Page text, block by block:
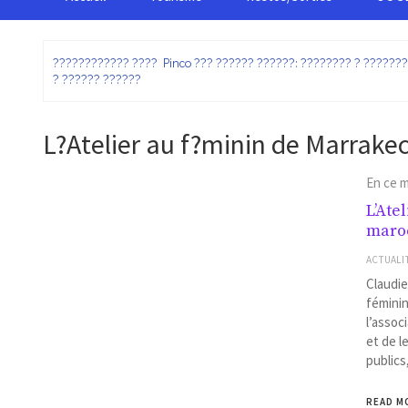
???????????? ???? Pinco ??? ?????? ??????: ???????? ?
? ?????? ??????
L?Atelier au f?minin de
En ce
et de
READ